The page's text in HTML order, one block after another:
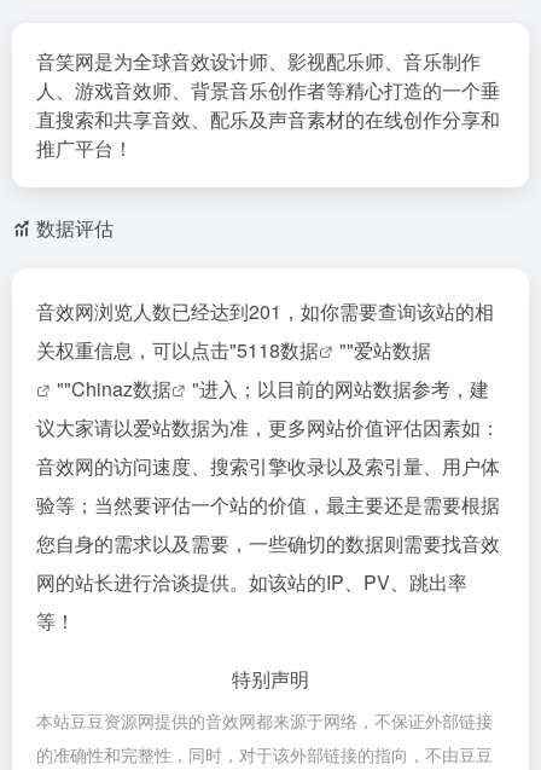
音笑网是为全球音效设计师、影视配乐师、音乐制作
人、游戏音效师、背景音乐创作者等精心打造的一个垂
直搜索和共享音效、配乐及声音素材的在线创作分享和
推广平台！
数据评估
音效网浏览人数已经达到201，如你需要查询该站的相
关权重信息，可以点击"5118数据 ""爱站数据
""Chinaz数据
"进入；以目前的网站数据参考，建
议大家请以爱站数据为准，更多网站价值评估因素如：
音效网的访问速度、搜索引擎收录以及索引量、用户体
验等；当然要评估一个站的价值，最主要还是需要根据
您自身的需求以及需要，一些确切的数据则需要找音效
网的站长进行洽谈提供。如该站的IP、PV、跳出率
等！
特别声明
本站豆豆资源网提供的音效网都来源于网络，不保证外部链接
的准确性和完整性，同时，对于该外部链接的指向，不由豆豆